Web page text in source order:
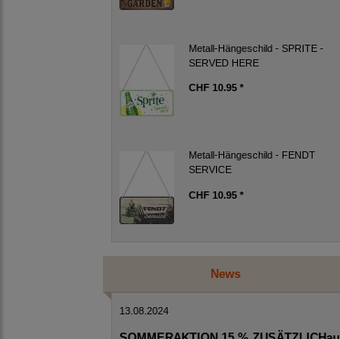
Metall-Hängeschild - SPRITE -
SERVED HERE
CHF 10.95 *
Metall-Hängeschild - FENDT
SERVICE
CHF 10.95 *
News
13.08.2024